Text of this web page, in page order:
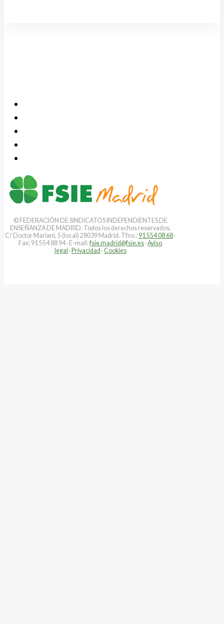
© FEDERACIÓN DE SINDICATOS INDEPENDIENTES DE
ENSEÑANZA DE MADRID. Todos los derechos reservados.
C/ Doctor Mariani, 5 (local) 28039 Madrid. Tfno.: 91 554 08 68 ·
Fax: 91 554 88 94 · E-mail:fsie.madrid@fsie.es ·Aviso
legal ·Privacidad · Cookies